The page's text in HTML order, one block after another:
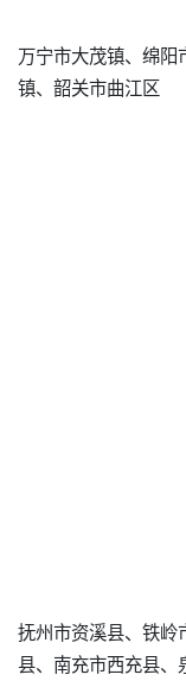
万宁市大茂镇、绵
镇、韶关市曲江区
抚州市资溪县、铁岭
县、南充市西充县、